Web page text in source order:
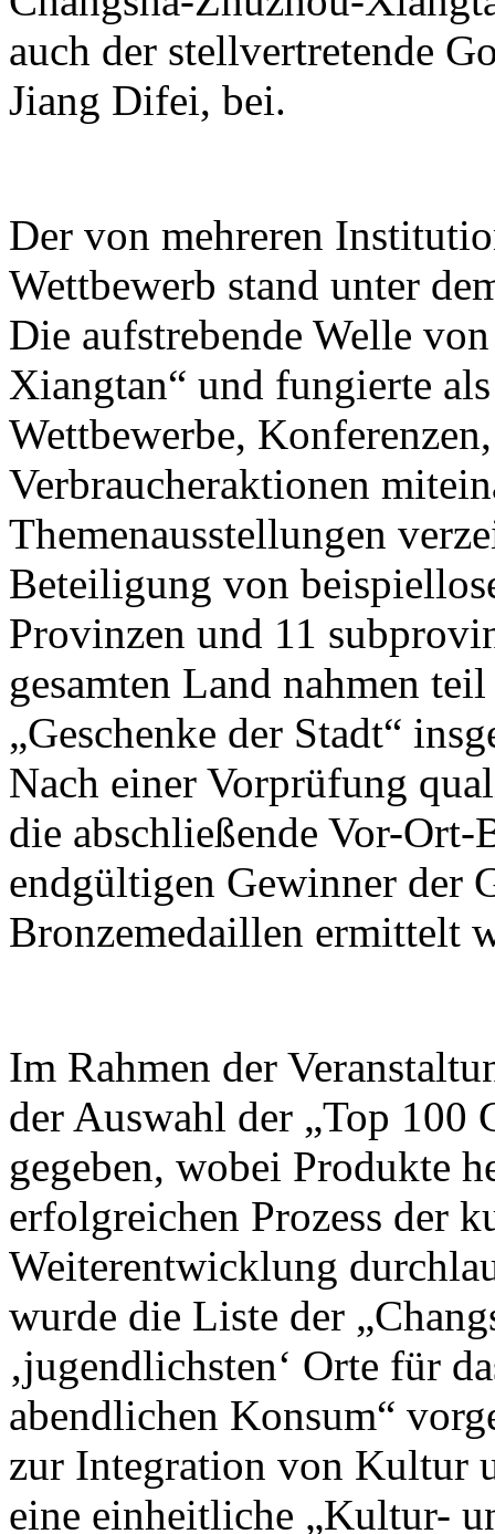
auch der stellvertretende
Jiang Difei, bei.
Der von mehreren
Wettbewerb stand unter
Die aufstrebende Welle
Xiangtan“ und fungierte
Wettbewerbe,
Verbraucheraktionen
Themenausstellungen
Beteiligung von
Provinzen und 11
gesamten Land nahmen
„Geschenke der Stadt“
Nach einer Vorprüfung
die abschließende Vor-
endgültigen Gewinner der
Bronzemedaillen ermittelt
Im Rahmen der
der Auswahl der „Top 100
gegeben, wobei Produkte
erfolgreichen Prozess der
Weiterentwicklung
wurde die Liste der
‚jugendlichsten‘ Orte für
abendlichen Konsum“
zur Integration von Kultur
eine einheitliche „Kultur-